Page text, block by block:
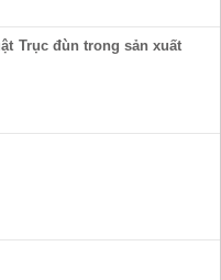
Trục đùn trong sản xuất